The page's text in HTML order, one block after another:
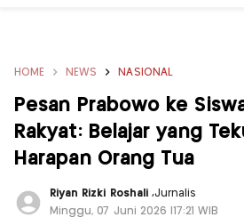
HOME NEWS NASIONAL
Pesan Prabowo ke
Rakyat: Belajar yang
Harapan Orang Tua
Riyan Rizki Roshali ,Jurnalis
Minggu, 07 Juni 2026 |17:21 WIB